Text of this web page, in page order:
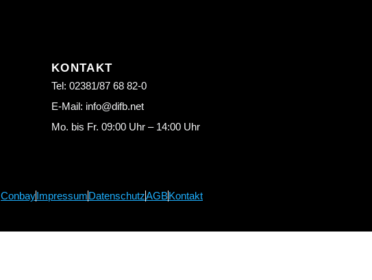
KONTAKT
Tel: 02381/87 68 82-0
E-Mail: info@difb.net
Mo. bis Fr. 09:00 Uhr – 14:00 Uhr
ConbayImpressumDatenschutzAGBKontakt